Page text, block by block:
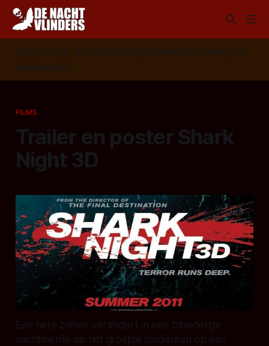
Volg ons op: 📣 RSS 📰 Google News 🦋 Bluesky
✉️
Nieuwsbrief
FILMS
Trailer en poster Shark
Night 3D
Een hete zomer verandert in een bloederige
nachtmerrie als het groepje studenten op een